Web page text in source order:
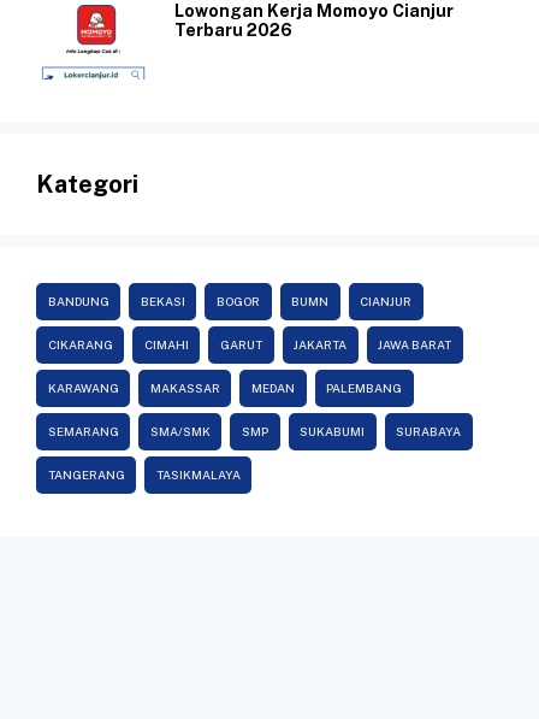
Lowongan Kerja Momoyo Cianjur
Terbaru 2026
Kategori
BANDUNG BEKASI BOGOR BUMN CIANJUR
CIKARANG CIMAHI GARUT JAKARTA JAWA BARAT
KARAWANG MAKASSAR MEDAN PALEMBANG
SEMARANG SMA/SMK SMP SUKABUMI SURABAYA
TANGERANG TASIKMALAYA